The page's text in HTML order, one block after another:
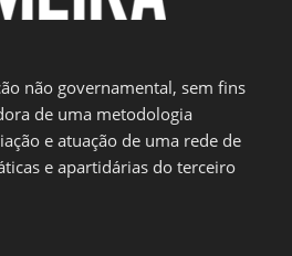
não governamental, sem fins
de uma metodologia
e atuação de uma rede de
e apartidárias do terceiro